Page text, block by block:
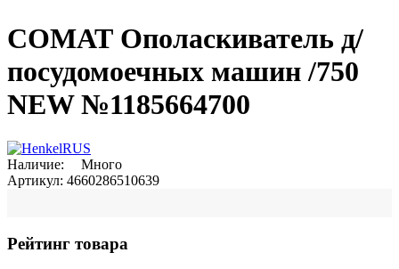
СОМАТ Ополаскиватель д/
посудомоечных машин /750
NEW №1185664700
Наличие:
Много
Артикул: 4660286510639
Рейтинг товара